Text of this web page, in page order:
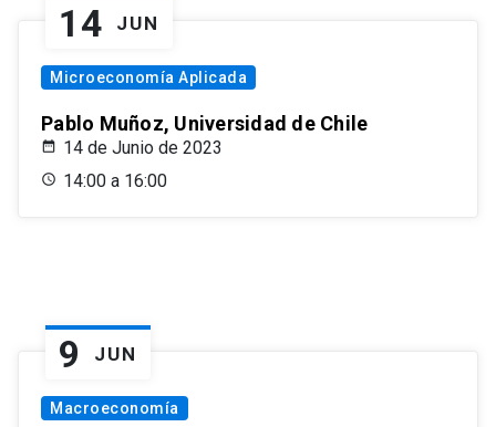
14 JUN
Microeconomía Aplicada
Pablo Muñoz, Universidad de Chile
14 de Junio de 2023
14:00 a 16:00
9 JUN
Macroeconomía